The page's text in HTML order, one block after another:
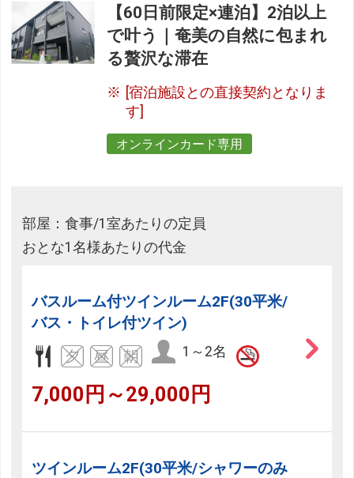
【60日前限定×連泊】2泊以上
で叶う｜奄美の自然に包まれ
る贅沢な滞在
[宿泊施設との直接契約となりま
す]
オンラインカード専用
部屋：食事/1室あたりの定員
おとな1名様あたりの代金
バスルーム付ツインルーム2F(30平米/
バス・トイレ付ツイン)
1～2名
7,000円～29,000円
ツインルーム2F(30平米/シャワーのみ